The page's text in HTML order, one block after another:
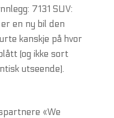
7131 SUV:
en ny bil den
kanskje på hvor
(og ikke sort
utseende).
«We